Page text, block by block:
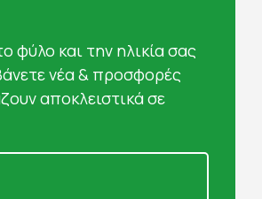
φύλο και την ηλικία σας
νέα & προσφορές
αποκλειστικά σε